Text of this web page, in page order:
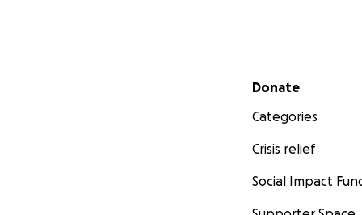
Secondary menu
Donate
Categories
Crisis relief
Social Impact